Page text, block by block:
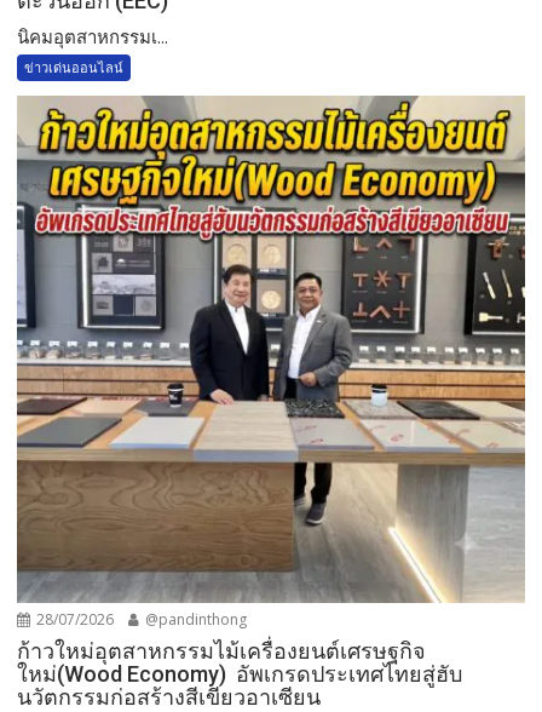
​นิคมอุตสาหกรรมเ...
ข่าวเด่นออนไลน์
28/07/2026 @pandinthong
ก้าวใหม่อุตสาหกรรมไม้เครื่องยนต์เศรษฐกิจ
ใหม่(Wood Economy) อัพเกรดประเทศไทยสู่ฮับ
นวัตกรรมก่อสร้างสีเขียวอาเซียน